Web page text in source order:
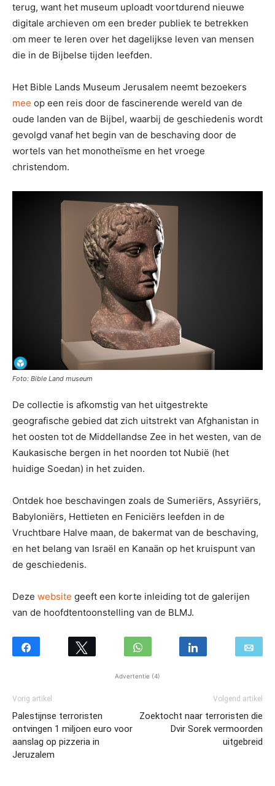
terug, want het museum uploadt voortdurend nieuwe
digitale archieven om een ​​breder publiek te betrekken
om meer te leren over het dagelijkse leven van mensen
die in de Bijbelse tijden leefden.
Het Bible Lands Museum Jerusalem neemt bezoekers
mee op een reis door de fascinerende wereld van de
oude landen van de Bijbel, waarbij de geschiedenis wordt
gevolgd vanaf het begin van de beschaving door de
wortels van het monotheïsme en het vroege
christendom.
Foto: Bible Land museum
De collectie is afkomstig van het uitgestrekte
geografische gebied dat zich uitstrekt van Afghanistan in
het oosten tot de Middellandse Zee in het westen, van de
Kaukasische bergen in het noorden tot Nubië (het
huidige Soedan) in het zuiden.
Ontdek hoe beschavingen zoals de Sumeriërs, Assyriërs,
Babyloniërs, Hettieten en Feniciërs leefden in de
Vruchtbare Halve maan, de bakermat van de beschaving,
en het belang van Israël en Kanaän op het kruispunt van
de geschiedenis.
Deze website geeft een korte inleiding tot de galerijen
van de hoofdtentoonstelling van de BLMJ.
Advertentie (4)
Vorig artikel
Palestijnse terroristen
ontvingen 1 miljoen euro voor
aanslag op pizzeria in
Jeruzalem
Volgend artikel
Zoektocht naar terroristen die
Dvir Sorek vermoorden
uitgebreid